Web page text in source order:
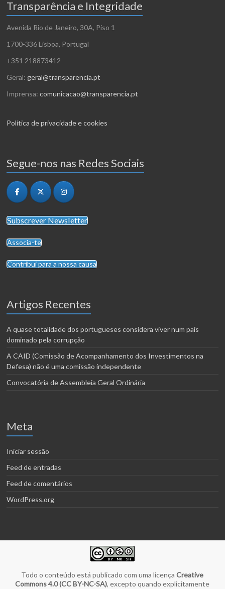
Transparência e Integridade
Avenida Rio de Janeiro, 30A, Piso 1
1700-336 Lisboa, Portugal
+351 218873412
Geral: geral@transparencia.pt
Imprensa:comunicacao@transparencia.pt
Política de privacidade e cookies
Segue-nos nas Redes Sociais
Subscrever Newsletter
Associa-te
Contribui para a nossa causa
Artigos Recentes
A quase totalidade dos portugueses considera viver num país
dominado pela corrupção
A CAID (Comissão de Acompanhamento dos Investimentos na
Defesa) não é uma comissão independente
Convocatória de Assembleia Geral Ordinária
Meta
Iniciar sessão
Feed de entradas
Feed de comentários
WordPress.org
Todo o conteúdo está publicado com uma licençaCreative
Commons 4.0 (CC BY-NC-SA), excepto quando explicitamente